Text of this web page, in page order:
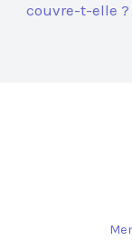
couvre-t-elle ?